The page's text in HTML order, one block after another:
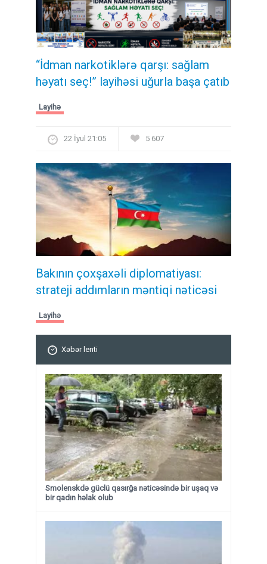
“İdman narkotiklərə qarşı: sağlam
həyatı seç!” layihəsi uğurla başa çatıb
Layihə
22 İyul 21:05 5 607
Bakının çoxşaxəli diplomatiyası:
strateji addımların məntiqi nəticəsi
Layihə
Xəbər lenti
Smolenskdə güclü qasırğa nəticəsində bir uşaq və
bir qadın həlak olub